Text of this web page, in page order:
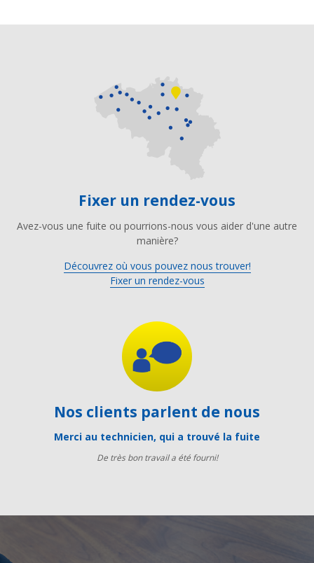
Fixer un rendez-vous
Avez-vous une fuite ou pourrions-nous vous aider d'une autre
manière?
Découvrez où vous pouvez nous trouver!
Fixer un rendez-vous
Nos clients parlent de nous
Merci au technicien, qui a trouvé la fuite
De très bon travail a été fourni!